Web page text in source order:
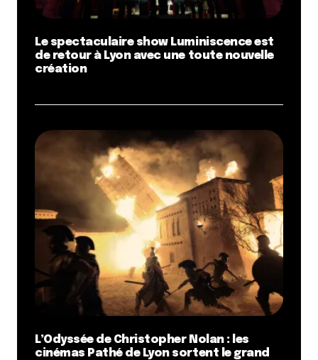
Le spectaculaire show Luminiscence est
de retour à Lyon avec une toute nouvelle
création
L’Odyssée de Christopher Nolan : les
cinémas Pathé de Lyon sortent le grand